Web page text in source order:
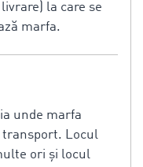
la care se
marfa.
unde marfa
transport. Locul
ori și locul